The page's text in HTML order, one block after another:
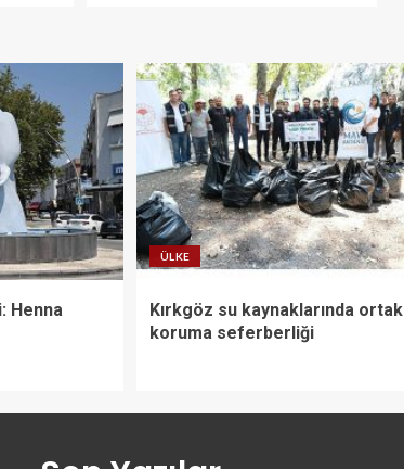
Henna
ÜLKE
Kırkgöz su kaynaklarında ortak
koruma seferberliği